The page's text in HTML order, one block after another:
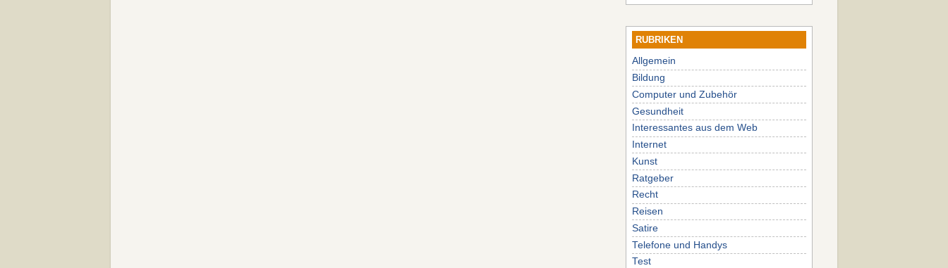
RUBRIKEN
Allgemein
Bildung
Computer und Zubehör
Gesundheit
Interessantes aus dem Web
Internet
Kunst
Ratgeber
Recht
Reisen
Satire
Telefone und Handys
Test